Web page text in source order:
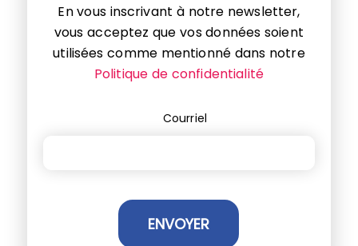
En vous inscrivant à notre newsletter,
vous acceptez que vos données soient
utilisées comme mentionné dans notre
Politique de confidentialité
Courriel